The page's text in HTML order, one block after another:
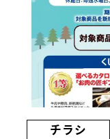
チラシ